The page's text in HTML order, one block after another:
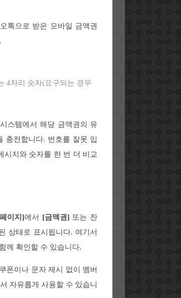
톡으로 받은 모바일 금액권
4자리 숫자(요구되는 경우
스템에서 해당 금액권의 유
충전합니다. 번호를 잘못 입
시지와 숫자를 한 번 더 비교
이지]에서 [금액권] 또는 잔
상태로 표시됩니다. 여기서
께 확인할 수 있습니다.
폰이나 문자 제시 없이 멤버
자유롭게 사용할 수 있습니